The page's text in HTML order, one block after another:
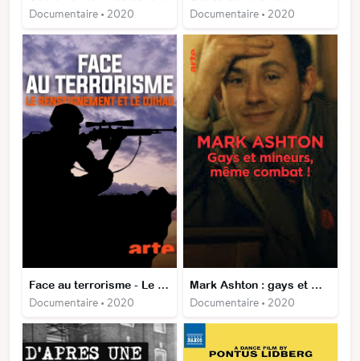
Documentaire • 2020 Documentaire • 2020
Face au terrorisme - Le Renseignement et le Djihad
Documentaire • 2020
Mark Ashton : gays et mineurs, même combat !
Documentaire • 2020